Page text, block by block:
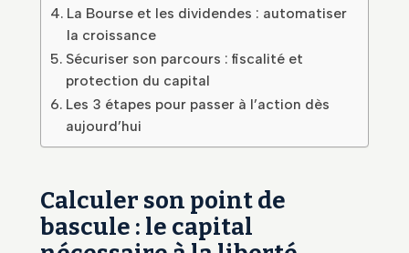
La Bourse et les dividendes : automatiser
la croissance
Sécuriser son parcours : fiscalité et
protection du capital
Les 3 étapes pour passer à l’action dès
aujourd’hui
Calculer son point de
bascule : le capital